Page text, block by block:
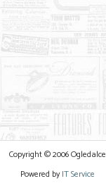
Copyright © 2006 Ogledalce
Powered byIT Service